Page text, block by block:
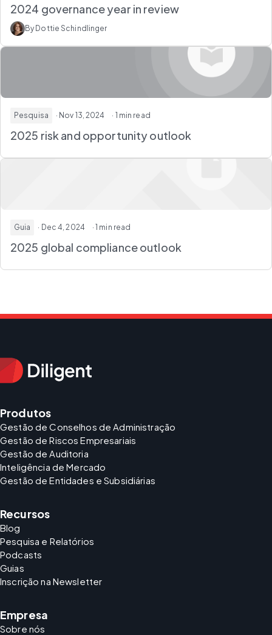
2024 governance year in review
By Dottie Schindlinger
Pesquisa · Nov 13, 2024 · 1 min read
2025 risk and opportunity outlook
Guia · Dec 4, 2024 · 1 min read
2025 global compliance outlook
Produtos
Gestão de Conselhos de Administração
Gestão de Riscos Empresariais
Gestão de Auditoria
Inteligência de Mercado
Gestão de Entidades e Subsidiárias
Recursos
Blog
Pesquisa e Relatórios
Podcasts
Guias
Inscrição na Newsletter
Empresa
Sobre nós